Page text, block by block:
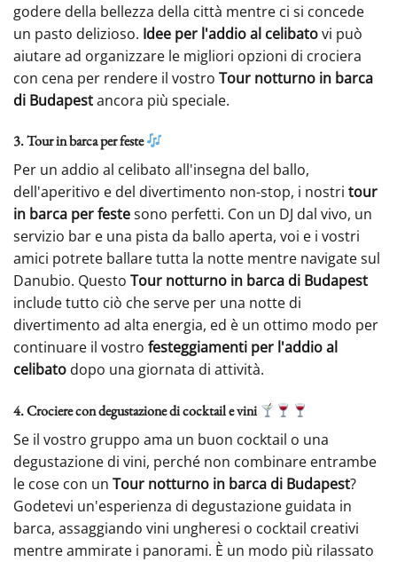
godere della bellezza della città mentre ci si concede
un pasto delizioso. Idee per l'addio al celibatovi può
aiutare ad organizzare le migliori opzioni di crociera
con cena per rendere il vostro Tour notturno in barca
di Budapestancora più speciale.
3. Tour in barca per feste
Per un addio al celibato all'insegna del ballo,
dell'aperitivo e del divertimento non-stop, i nostri tour
in barca per festesono perfetti. Con un DJ dal vivo, un
servizio bar e una pista da ballo aperta, voi e i vostri
amici potrete ballare tutta la notte mentre navigate sul
Danubio. Questo Tour notturno in barca di Budapest
include tutto ciò che serve per una notte di
divertimento ad alta energia, ed è un ottimo modo per
continuare il vostro festeggiamenti per l'addio al
celibato dopo una giornata di attività.
4. Crociere con degustazione di cocktail e vini
Se il vostro gruppo ama un buon cocktail o una
degustazione di vini, perché non combinare entrambe
le cose con un Tour notturno in barca di Budapest?
Godetevi un'esperienza di degustazione guidata in
barca, assaggiando vini ungheresi o cocktail creativi
mentre ammirate i panorami. È un modo più rilassato